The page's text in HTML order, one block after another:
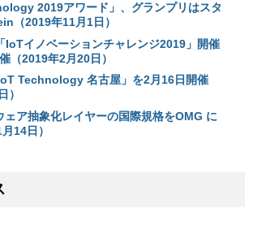
2019アワード」、グランプリはスタ
（2019年11月1日）
IoTイノベーションチャレンジ2019」開催
（2019年2月20日）
Technology 名古屋」を2月16日開催
）
ア抽象化レイヤーの国際規格をOMG に
14日）